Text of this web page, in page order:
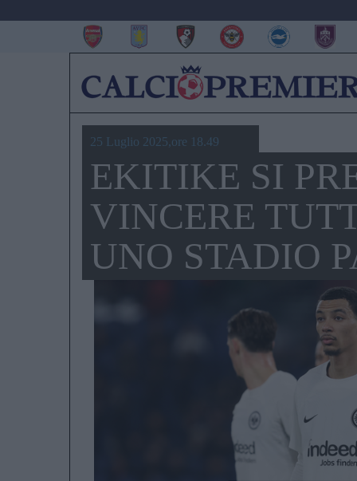
25 Luglio 2025,ore 18.49
EKITIKE SI
VINCERE
UNO STADIO